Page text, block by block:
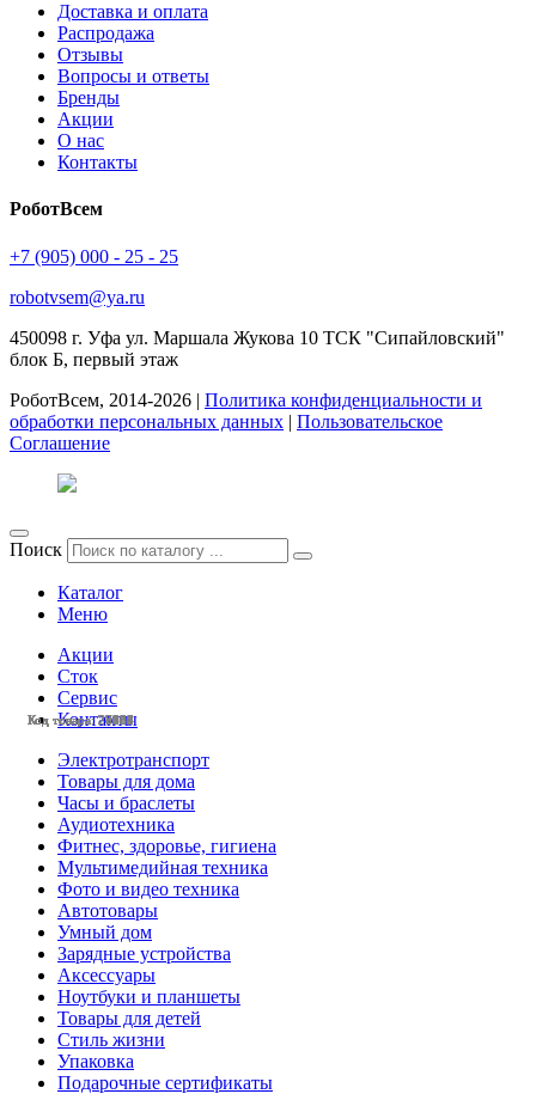
Код товара: 28438
Код товара: 28113
Код товара: 27964
Код товара: 27963
Код товара: 27584
Код товара: 27504
Код товара: 27112
Код товара: 27037
Код товара: 27031
Код товара: 26658
Код товара: 28221
Код товара: 28184
Доставка и оплата
Распродажа
Отзывы
Вопросы и ответы
Бренды
Акции
О нас
Контакты
РоботВсем
+7 (905) 000 - 25 - 25
robotvsem@ya.ru
450098 г. Уфа ул. Маршала Жукова 10 ТСК "Сипайловский"
блок Б, первый этаж
РоботВсем, 2014-2026 | Политика конфиденциальности и
обработки персональных данных | Пользовательское
Соглашение
Поиск
Каталог
Меню
Акции
Сток
Сервис
Контакты
Электротранспорт
Товары для дома
Часы и браслеты
Аудиотехника
Фитнес, здоровье, гигиена
Мультимедийная техника
Фото и видео техника
Автотовары
Умный дом
Зарядные устройства
Аксессуары
Ноутбуки и планшеты
Товары для детей
Стиль жизни
Упаковка
Подарочные сертификаты